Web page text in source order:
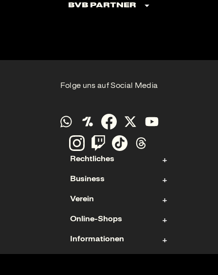
BVB Partner
Folge uns auf Social Media
Rechtliches
Kontakt
Impressum
Datenschutz
Cookies
Business
Aktie
Sponsoring & Hospitality
Geschäftsführung
Verein
Fan- und Förderabteilung
Mitgliedschaft
Online-Shops
Ticketshop
Informationen